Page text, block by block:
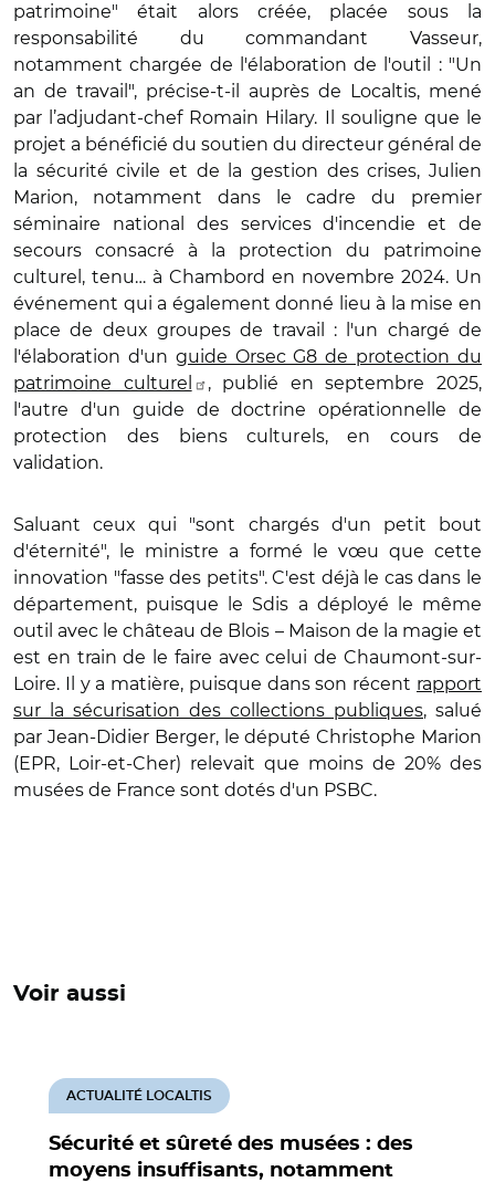
patrimoine" était alors créée, placée sous la
responsabilité du commandant Vasseur,
notamment chargée de l'élaboration de l'outil : "Un
an de travail", précise-t-il auprès de Localtis, mené
par l’adjudant-chef Romain Hilary. Il souligne que le
projet a bénéficié du soutien du directeur général de
la sécurité civile et de la gestion des crises, Julien
Marion, notamment dans le cadre du premier
séminaire national des services d'incendie et de
secours consacré à la protection du patrimoine
culturel, tenu… à Chambord en novembre 2024. Un
événement qui a également donné lieu à la mise en
place de deux groupes de travail : l'un chargé de
l'élaboration d'un guide Orsec G8 de protection du
patrimoine culturel
, publié en septembre 2025,
l'autre d'un guide de doctrine opérationnelle de
protection des biens culturels, en cours de
validation.
Saluant ceux qui "sont chargés d'un petit bout
d'éternité", le ministre a formé le vœu que cette
innovation "fasse des petits". C'est déjà le cas dans le
département, puisque le Sdis a déployé le même
outil avec le château de Blois – Maison de la magie et
est en train de le faire avec celui de Chaumont-sur-
Loire. Il y a matière, puisque dans son récent rapport
sur la sécurisation des collections publiques, salué
par Jean-Didier Berger, le député Christophe Marion
(EPR, Loir-et-Cher) relevait que moins de 20% des
musées de France sont dotés d'un PSBC.
Voir aussi
Sécurité et sûreté des musées : des
moyens insuffisants, notamment
ACTUALITÉ LOCALTIS